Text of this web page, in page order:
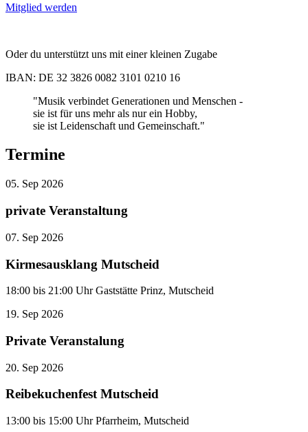
Mitglied werden
Oder du unterstützt uns mit einer kleinen Zugabe
IBAN: DE 32 3826 0082 3101 0210 16
"Musik verbindet Generationen und Menschen -
sie ist für uns mehr als nur ein Hobby,
sie ist Leidenschaft und Gemeinschaft."
Termine
05. Sep 2026
private Veranstaltung
07. Sep 2026
Kirmesausklang Mutscheid
18:00 bis 21:00 Uhr Gaststätte Prinz, Mutscheid
19. Sep 2026
Private Veranstalung
20. Sep 2026
Reibekuchenfest Mutscheid
13:00 bis 15:00 Uhr Pfarrheim, Mutscheid